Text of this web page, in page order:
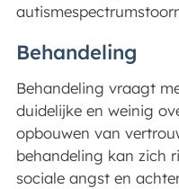
Behandeling
Behandeling vraagt
duidelijke en weinig
opbouwen van
behandeling kan zich
sociale angst en